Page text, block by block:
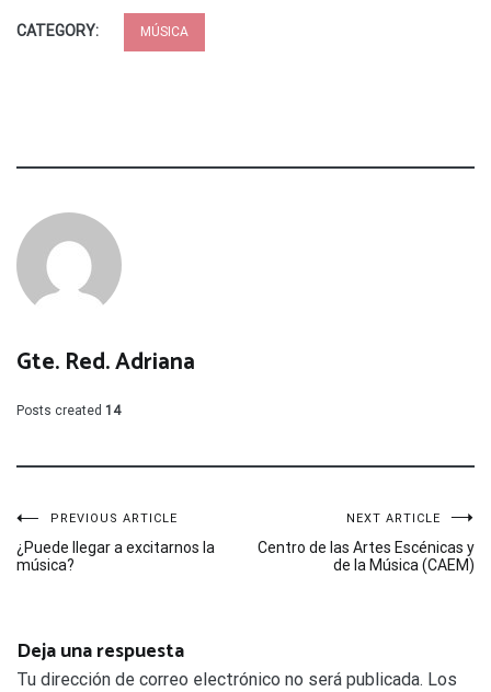
CATEGORY: MÚSICA
Gte. Red. Adriana
Posts created 14
Navegación
de
entradas
PREVIOUS ARTICLE
¿Puede llegar a excitarnos la
música?
NEXT ARTICLE
Centro de las Artes Escénicas y
de la Música (CAEM)
Deja una respuesta
Tu dirección de correo electrónico no será publicada. Los